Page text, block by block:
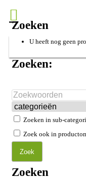
U heeft nog geen
Zoeken
Zoeken:
Zoeken in sub-
Zoek ook in
Zoek
Zoeken